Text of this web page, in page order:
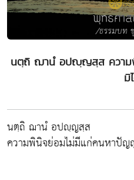
นตฺถิ ฌานํ อปญฺญสฺส ความ
มิ
นตฺถิ ฌานํ อปญฺญสฺส
ความพินิจย่อมไม่มีแก่คนหาปัญ